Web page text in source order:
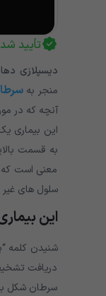
تأیید
دیسپلازی
منجر به
آنچه که در
این بیماری
معنی است که
سلول های غیر
این
شنیدن کلمه
دریافت
سرطان شکل